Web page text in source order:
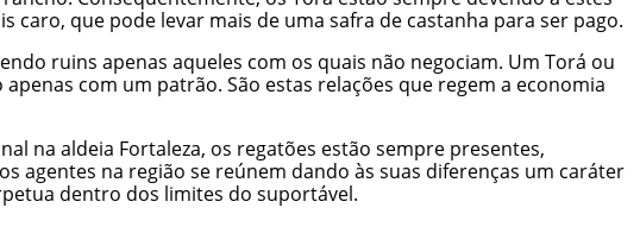
que pode levar mais de uma safra de castanha para ser pago.
ruins apenas aqueles com os quais não negociam. Um Torá ou
com um patrão. São estas relações que regem a economia
na aldeia Fortaleza, os regatões estão sempre presentes,
agentes na região se reúnem dando às suas diferenças um caráter
dentro dos limites do suportável.